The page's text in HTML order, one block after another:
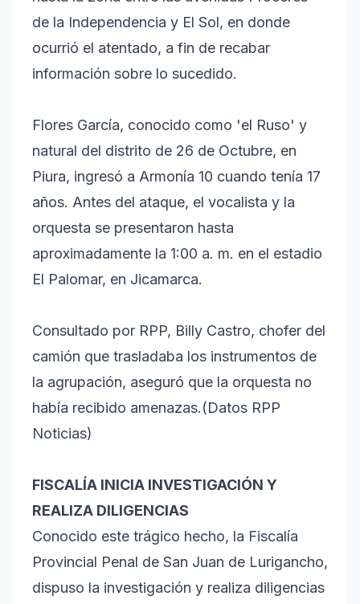
de la Independencia y El Sol, en donde
ocurrió el atentado, a fin de recabar
información sobre lo sucedido.
Flores García, conocido como 'el Ruso' y
natural del distrito de 26 de Octubre, en
Piura, ingresó a Armonía 10 cuando tenía 17
años. Antes del ataque, el vocalista y la
orquesta se presentaron hasta
aproximadamente la 1:00 a. m. en el estadio
El Palomar, en Jicamarca.
Consultado por RPP, Billy Castro, chofer del
camión que trasladaba los instrumentos de
la agrupación, aseguró que la orquesta no
había recibido amenazas.(Datos RPP
Noticias)
FISCALÍA INICIA INVESTIGACIÓN Y
REALIZA DILIGENCIAS
Conocido este trágico hecho, la Fiscalía
Provincial Penal de San Juan de Lurigancho,
dispuso la investigación y realiza diligencias